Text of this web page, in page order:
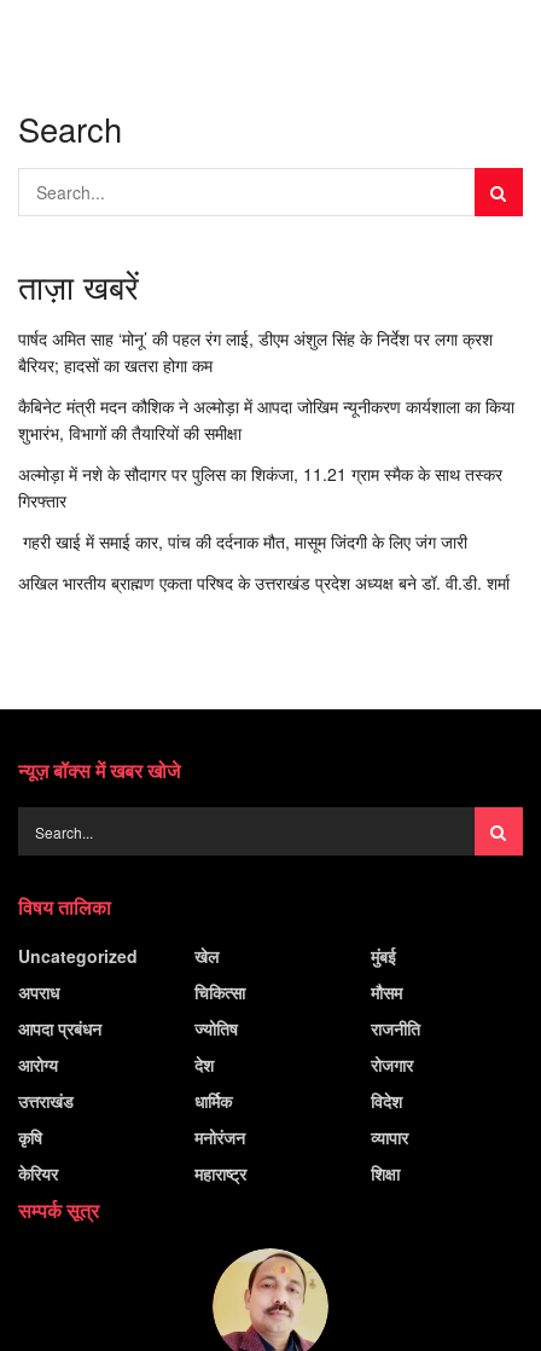
Search
ताज़ा खबरें
पार्षद अमित साह ‘मोनू’ की पहल रंग लाई, डीएम अंशुल सिंह के निर्देश पर लगा क्रश
बैरियर; हादसों का खतरा होगा कम
कैबिनेट मंत्री मदन कौशिक ने अल्मोड़ा में आपदा जोखिम न्यूनीकरण कार्यशाला का किया
शुभारंभ, विभागों की तैयारियों की समीक्षा
अल्मोड़ा में नशे के सौदागर पर पुलिस का शिकंजा, 11.21 ग्राम स्मैक के साथ तस्कर
गिरफ्तार
गहरी खाई में समाई कार, पांच की दर्दनाक मौत, मासूम जिंदगी के लिए जंग जारी
अखिल भारतीय ब्राह्मण एकता परिषद के उत्तराखंड प्रदेश अध्यक्ष बने डॉ. वी.डी. शर्मा
न्यूज़ बॉक्स में खबर खोजे
विषय तालिका
Uncategorized
अपराध
आपदा प्रबंधन
आरोग्य
उत्तराखंड
कृषि
केरियर
खेल
चिकित्सा
ज्योतिष
देश
धार्मिक
मनोरंजन
महाराष्ट्र
मुंबई
मौसम
राजनीति
रोजगार
विदेश
व्यापार
शिक्षा
सम्पर्क सूत्र